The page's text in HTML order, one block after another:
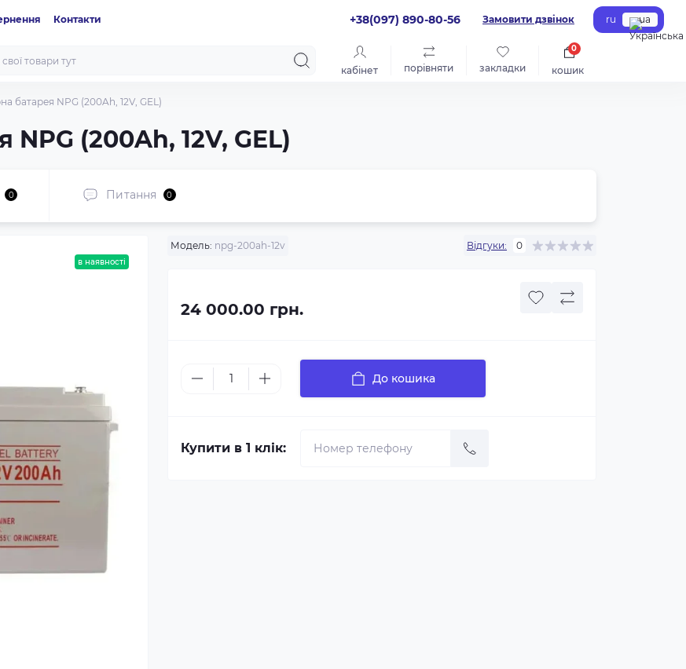
Контакти +38(097) 890-80-56 Замовити дзвінок ru ua
кабінет порівняти закладки кошик
0
батарея NPG (200Ah, 12V, GEL)
(200Ah, 12V, GEL)
0 Питання 0
в наявності
Модель: npg-200ah-12v Відгуки: 0
24 000.00 грн.
До кошика
Купити в 1 клік: